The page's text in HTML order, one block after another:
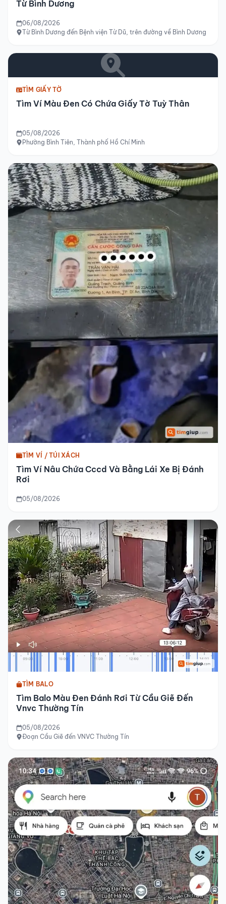
Từ Bình Dương
06/08/2026
Từ Bình Dương đến Bệnh viện Từ Dũ, trên đường về Bình Dương
TÌM GIẤY TỜ
Tìm Ví Màu Đen Có Chứa Giấy Tờ Tuỳ Thân
05/08/2026
Phường Bình Tiên, Thành phố Hồ Chí Minh
TÌM VÍ / TÚI XÁCH
Tìm Ví Nâu Chứa Cccd Và Bằng Lái Xe Bị Đánh
Rơi
05/08/2026
TÌM BALO
Tìm Balo Màu Đen Đánh Rơi Từ Cầu Giẽ Đến
Vnvc Thường Tín
05/08/2026
Đoạn Cầu Giẽ đến VNVC Thường Tín